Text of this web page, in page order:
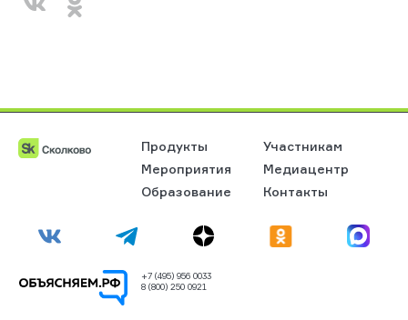
Продукты
Участникам
Мероприятия
Медиацентр
Образование
Контакты
+7 (495) 956 0033
8 (800) 250 0921